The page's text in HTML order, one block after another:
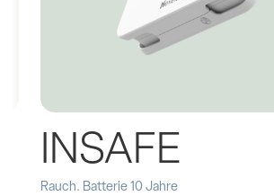
INSAFE
Rauch. Batterie 10 Jahre